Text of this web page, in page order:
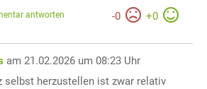
-0 +0
antworten
am 21.02.2026 um 08:23 Uhr
selbst herzustellen ist zwar relativ